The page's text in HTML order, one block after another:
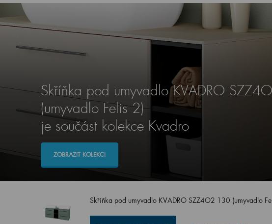
Skříňka pod umyvadlo KVADRO
(umyvadlo Felis 2)
je součást kolekce Kvadro
ZOBRAZIT KOLEKCI
Skříňka pod umyvadlo KVADRO SZZ4O2 130 (umyvadlo